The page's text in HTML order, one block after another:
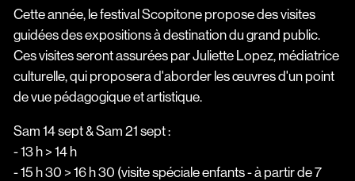
Cette année, le festival Scopitone propose des visites
guidées des expositions à destination du grand public.
Ces visites seront assurées par Juliette Lopez, médiatrice
culturelle, qui proposera d'aborder les œuvres d'un point
de vue pédagogique et artistique.
Sam 14 sept & Sam 21 sept :
- 13 h > 14 h
- 15 h 30 > 16 h 30 (visite spéciale enfants - à partir de 7